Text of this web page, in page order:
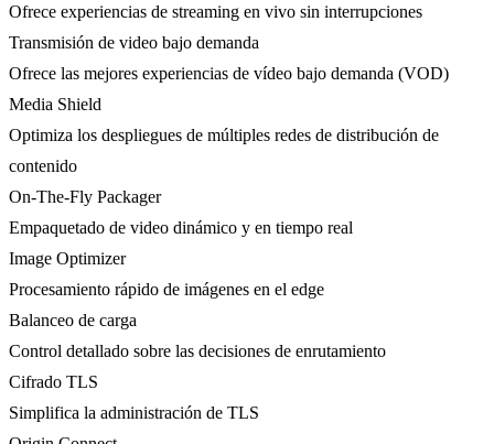
Ofrece experiencias de streaming en vivo sin interrupciones
Transmisión de video bajo demanda
Ofrece las mejores experiencias de vídeo bajo demanda (VOD)
Media Shield
Optimiza los despliegues de múltiples redes de distribución de
contenido
On-The-Fly Packager
Empaquetado de video dinámico y en tiempo real
Image Optimizer
Procesamiento rápido de imágenes en el edge
Balanceo de carga
Control detallado sobre las decisiones de enrutamiento
Cifrado TLS
Simplifica la administración de TLS